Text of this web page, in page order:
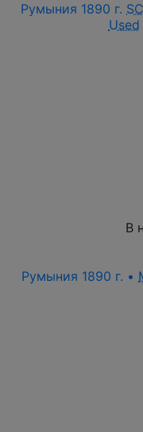
Румыния 1890 г.
Used
В
Румыния 1890 г. •